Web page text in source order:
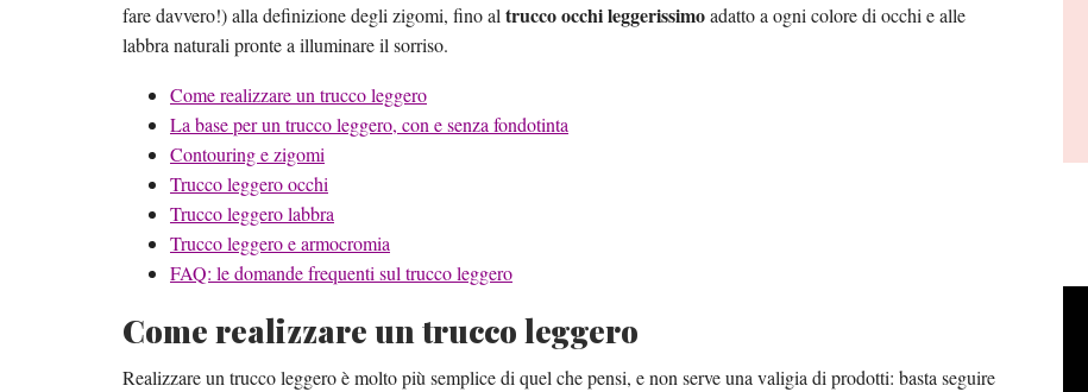
fare davvero!) alla definizione degli zigomi, fino al trucco occhi leggerissimoadatto a ogni colore di occhi e alle
labbra naturali pronte a illuminare il sorriso.
Come realizzare un trucco leggero
La base per un trucco leggero, con e senza fondotinta
Contouring e zigomi
Trucco leggero occhi
Trucco leggero labbra
Trucco leggero e armocromia
FAQ: le domande frequenti sul trucco leggero
Come realizzare un trucco leggero
Realizzare un trucco leggero è molto più semplice di quel che pensi, e non serve una valigia di prodotti: basta seguire